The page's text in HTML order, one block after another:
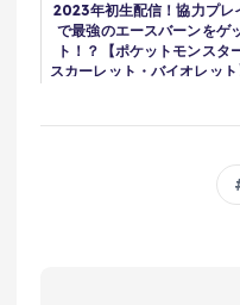
2023年初生配信！協力プレ
で最強のエースバーンをゲ
ト！？【ポケットモンスタ
スカーレット・バイオレット